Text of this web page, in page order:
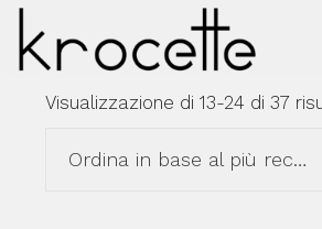
Salta
vai
Visualizzazione di 13-24 di 37
Ordina in base al più recente